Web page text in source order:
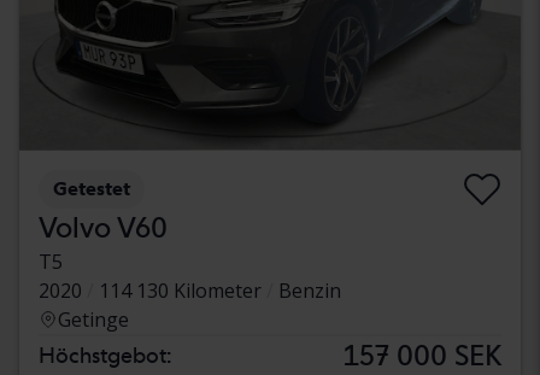
Getestet
Volvo V60
T5
2020
114 130 Kilometer
Benzin
Getinge
Höchstgebot: 157 000 SEK